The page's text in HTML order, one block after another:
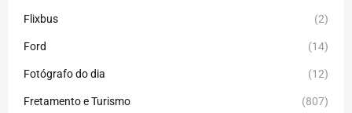
Flixbus (2)
Ford (14)
Fotógrafo do dia (12)
Fretamento e Turismo (807)